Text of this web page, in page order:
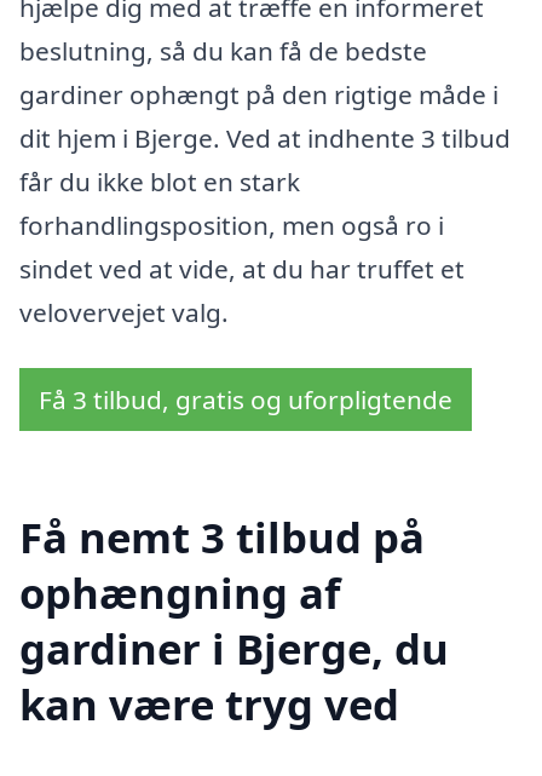
hjælpe dig med at træffe en informeret
beslutning, så du kan få de bedste
gardiner ophængt på den rigtige måde i
dit hjem i Bjerge. Ved at indhente 3 tilbud
får du ikke blot en stark
forhandlingsposition, men også ro i
sindet ved at vide, at du har truffet et
velovervejet valg.
Få 3 tilbud, gratis og uforpligtende
Få nemt 3 tilbud på
ophængning af
gardiner i Bjerge, du
kan være tryg ved